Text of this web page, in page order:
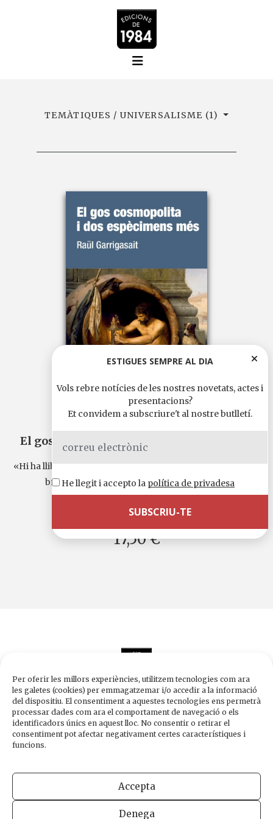
Per oferir les millors experiències, utilitzem tecnologies com ara
les galetes (cookies) per emmagatzemar i/o accedir a la informació
del dispositiu. El consentiment a aquestes tecnologies ens permetrà
processar dades com ara el comportament de navegació o els
identificadors únics en aquest lloc. No consentir o retirar el
consentiment pot afectar negativament certes característiques i
funcions.
Accepta
Denega
TEMÀTIQUES / UNIVERSALISME (1)
El gos cosmopolita i dos espècimens més
«Hi ha llibres curiosos, hi ha llibres necessaris i hi ha llibres
brillants. Però no n’hi ha gaires que siguin...
Continua llegint
Llengua original:català
17,50 €
Edicions de 1984
Carrer Trafalgar, 10, 2n-2a A
Fax 934 854 375
1984@edicions1984.cat
ESTIGUES SEMPRE AL DIA
Vols rebre notícies de les nostres novetats, actes i
presentacions?
Et convidem a subscriure't al nostre butlletí.
He llegit i accepto la política de privadesa